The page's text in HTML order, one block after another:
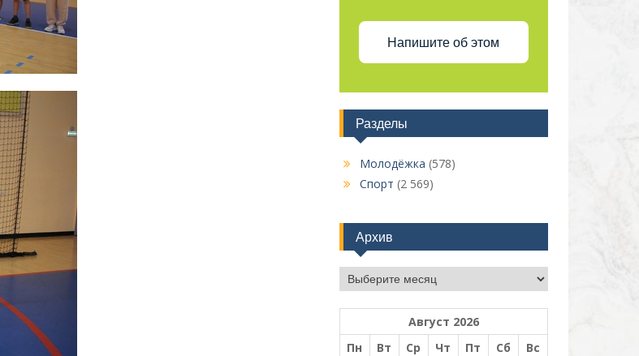
Напишите об этом
Разделы
Молодёжка (578)
Спорт (2 569)
Архив
Архив
Август 2026
Пн
Вт Ср Чт Пт Сб
Вс